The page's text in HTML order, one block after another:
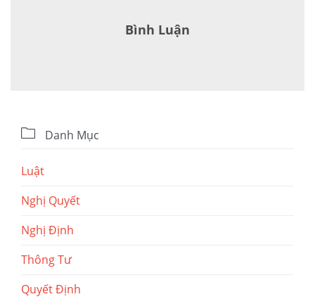
Bình Luận
 Danh Mục
Luật
Nghị Quyết
Nghị Định
Thông Tư
Quyết Định